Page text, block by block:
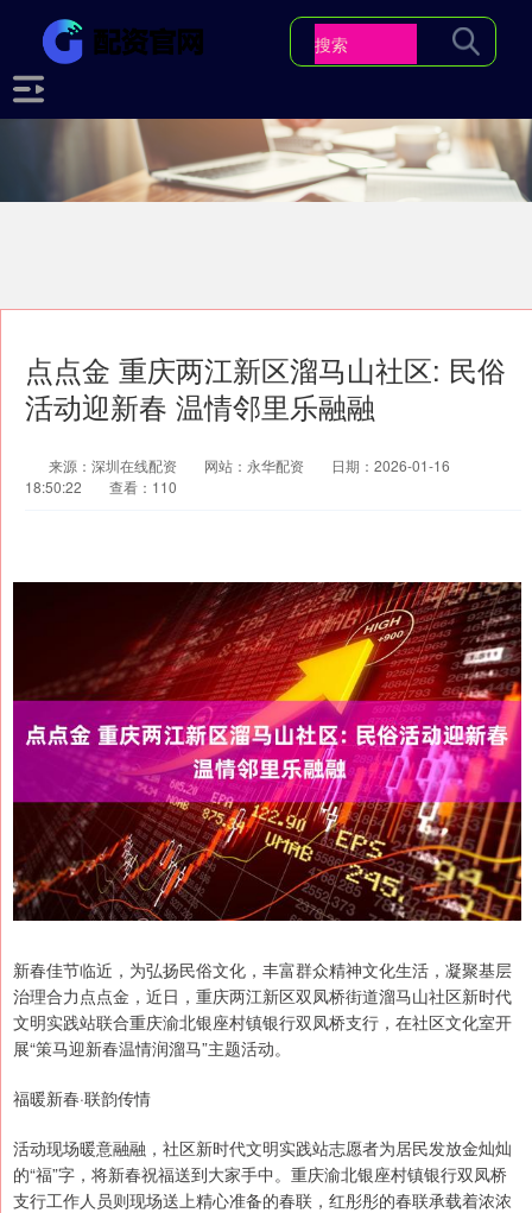
点点金 重庆两江新区溜马山社区: 民俗
活动迎新春 温情邻里乐融融
来源：深圳在线配资 网站：永华配资
日期：2026-01-16
18:50:22
查看：110
新春佳节临近，为弘扬民俗文化，丰富群众精神文化生活，凝聚基层
治理合力点点金，近日，重庆两江新区双凤桥街道溜马山社区新时代
文明实践站联合重庆渝北银座村镇银行双凤桥支行，在社区文化室开
展“策马迎新春温情润溜马”主题活动。
福暖新春·联韵传情
活动现场暖意融融，社区新时代文明实践站志愿者为居民发放金灿灿
的“福”字，将新春祝福送到大家手中。重庆渝北银座村镇银行双凤桥
支行工作人员则现场送上精心准备的春联，红彤彤的春联承载着浓浓